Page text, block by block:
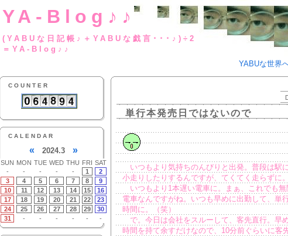
YA-Blog♪♪
(YABUな日記帳♪＋YABUな戯
＝YA-Blog♪♪
YABUな世界
COUNTER
CALENDAR
« 2024.3 »
SUN MON TUE WED THU FRI SAT
-
- - - - 1
2
3
4 5 6 7 8
9
10
11 12 13 14 15
16
17
18 19 20 21 22
23
24
25 26 27 28 29
30
31
- - - - - -
単行本発売日ではないので
いつもより気持ちのんびりと出発。普段は駅
小走りしたりするんですが、てくてく走らずに。
いつもより1本遅い電車に。まぁ、これでも無
電車なんですがね。いつも早めに出勤して、単
時間に。（笑）
で。今日は会社をスルーして、客先直行。早
時間を持て余すだけなので、10分前ぐらいに客